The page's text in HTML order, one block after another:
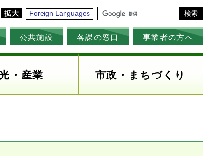
拡大 Foreign Languages 検索
公共施設 各課の窓口 事業者の方へ
・産業 市政・まちづくり